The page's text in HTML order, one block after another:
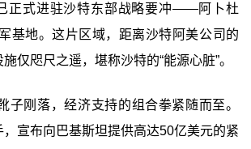
正式进驻沙特东部战略要冲——阿卜杜
基地。这片区域，距离沙特阿美公司的
仅咫尺之遥，堪称沙特的“能源心脏”。
子刚落，经济支持的组合拳紧随而至。
宣布向巴基斯坦提供高达50亿美元的紧